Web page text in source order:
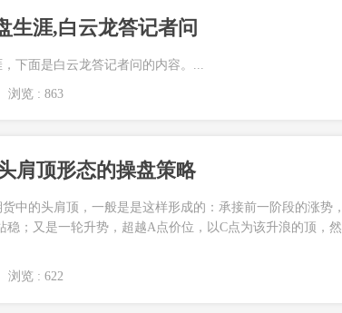
生涯,白云龙答记者问
下面是白云龙答记者问的内容。...
浏览 : 863
肩顶形态的操盘策略
中的头肩顶，一般是是这样形成的：承接前一阶段的涨势，
；又是一轮升势，超越A点价位，以C点为该升浪的顶，然
浏览 : 622